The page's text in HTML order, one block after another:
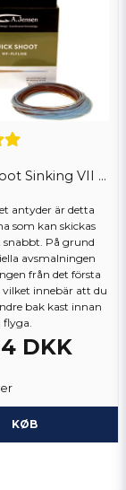
Quick Shoot Sinking VII #6
antyder är detta
som kan skickas
snabbt. På grund
avsmalningen
från det första
vilket innebär att du
bak kast innan
flyga.
DKK
KØB